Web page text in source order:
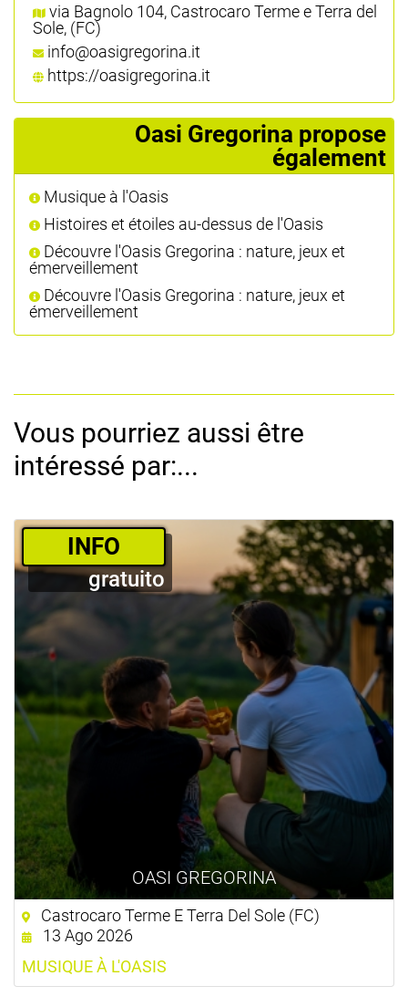
via Bagnolo 104, Castrocaro Terme e Terra del
Sole, (FC)
info@oasigregorina.it
https://oasigregorina.it
Oasi Gregorina propose
également
Musique à l'Oasis
Histoires et étoiles au-dessus de l'Oasis
Découvre l'Oasis Gregorina : nature, jeux et
émerveillement
Découvre l'Oasis Gregorina : nature, jeux et
émerveillement
Vous pourriez aussi être
intéressé par:...
OASI GREGORINA
­INFO
gratuito
Castrocaro Terme E Terra Del Sole (FC)
13 Ago 2026
MUSIQUE À L'OASIS